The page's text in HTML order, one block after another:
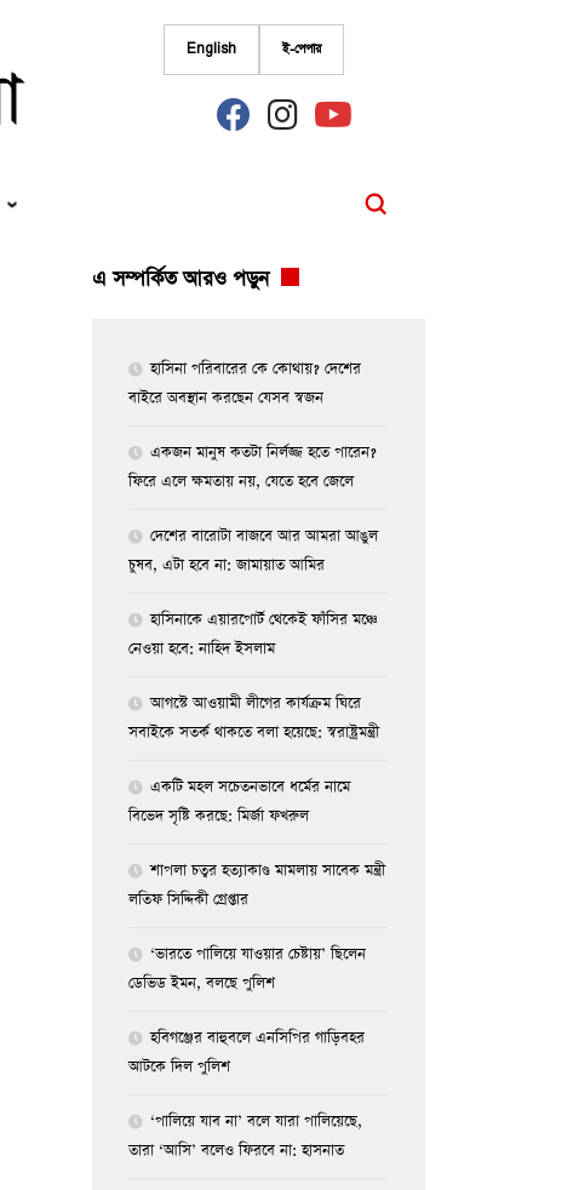
English ই-পেপার
fab
fa-
fab
fa-
fab
fa-
এ সম্পর্কিত আরও পড়ুন
হাসিনা পরিবারের কে কোথায়? দেশের
বাইরে অবস্থান করছেন যেসব স্বজন
একজন মানুষ কতটা নির্লজ্জ হতে পারেন?
ফিরে এলে ক্ষমতায় নয়, যেতে হবে জেলে
দেশের বারোটা বাজবে আর আমরা আঙুল
চুষব, এটা হবে না: জামায়াত আমির
হাসিনাকে এয়ারপোর্ট থেকেই ফাঁসির মঞ্চে
নেওয়া হবে: নাহিদ ইসলাম
আগস্টে আওয়ামী লীগের কার্যক্রম ঘিরে
সবাইকে সতর্ক থাকতে বলা হয়েছে: স্বরাষ্ট্রমন্ত্রী
একটি মহল সচেতনভাবে ধর্মের নামে
বিভেদ সৃষ্টি করছে: মির্জা ফখরুল
শাপলা চত্বর হত্যাকাণ্ড মামলায় সাবেক মন্ত্রী
লতিফ সিদ্দিকী গ্রেপ্তার
‘ভারতে পালিয়ে যাওয়ার চেষ্টায়’ ছিলেন
ডেভিড ইমন, বলছে পুলিশ
হবিগঞ্জের বাহুবলে এনসিপির গাড়িবহর
আটকে দিল পুলিশ
‘পালিয়ে যাব না’ বলে যারা পালিয়েছে,
তারা ‘আসি’ বলেও ফিরবে না: হাসনাত